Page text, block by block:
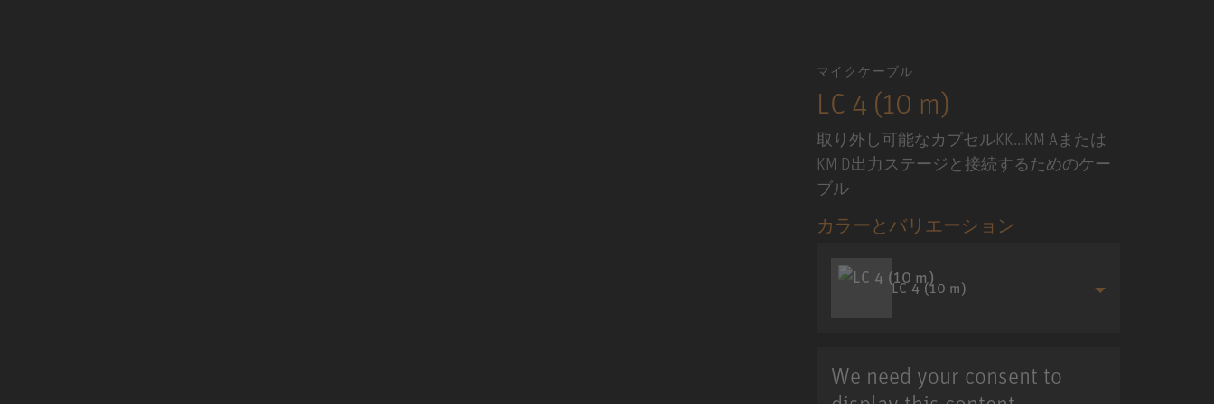
マイクケーブル
LC 4 (10 m)
取り外し可能なカプセルKK...KM Aまたは
KM D出力ステージと接続するためのケー
ブル
カラーとバリエーション
LC 4 (10 m)
We need your consent to